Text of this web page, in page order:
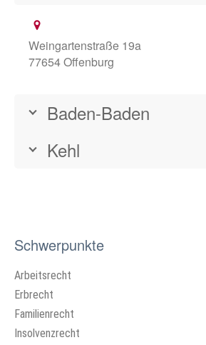
Weingartenstraße 19a
77654 Offenburg
Baden-Baden
Kehl
Schwerpunkte
Arbeitsrecht
Erbrecht
Familienrecht
Insolvenzrecht